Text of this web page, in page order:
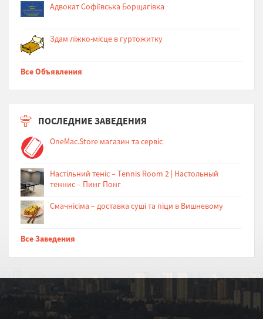
Адвокат Софіївська Борщагівка
Здам ліжко-місце в гуртожитку
Все Объявления
ПОСЛЕДНИЕ ЗАВЕДЕНИЯ
OneMac.Store магазин та сервіс
Настільний теніс – Tennis Room 2 | Настольный
теннис – Пинг Понг
Cмачнісіма – доставка суші та піци в Вишневому
Все Заведения